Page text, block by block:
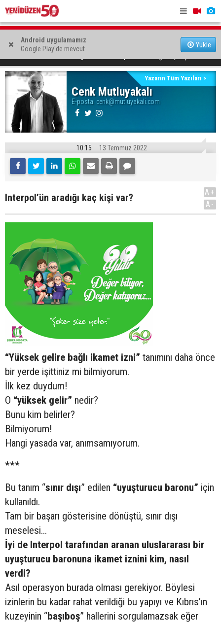
Android uygulamamız
Google Play'de mevcut
Yükle
Bir gün daha kurtulduk
Piyanist Hasan Minalay, İspanya'daki yarışmada ikinci
oldu
Meta'ya
ceza
Cenk Mutluyakalı
E-posta: cenk@mutluyakali.com
Yazarın Tüm Yazıları >
10:15 13 Temmuz 2022
Interpol’ün aradığı kaç kişi var?
A+
A-
“Yüksek gelire bağlı ikamet izni” tanımını daha önce
bir yerde işittiniz mi bilmiyorum.
İlk kez duydum!
O “yüksek gelir” nedir?
Bunu kim belirler?
Bilmiyorum!
Hangi yasada var, anımsamıyorum.
***
Bu tanım “sınır dışı” edilen “uyuşturucu baronu” için
kullanıldı.
Tam bir başarı gösterisine dönüştü, sınır dışı
meselesi...
İyi de Interpol tarafından aranan uluslararası bir
uyuşturucu baronuna ikamet iznini kim, nasıl
verdi?
Asıl operasyon burada olması gerekiyor. Böylesi
izinlerin bu kadar rahat verildiği bu yapıyı ve Kıbrıs’ın
kuzeyinin “başıboş” hallerini sorgulamazsak eğer